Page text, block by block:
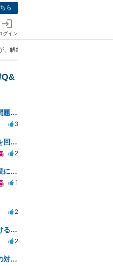
ら
グイン
解約還付金を負担者に返還することは
Q&
自己破産中に不用品を売却しても問題ないか？
3
自宅リフォーム契約の支払い負担を回避する方法は？
2
親名義で後払い利用、自己破産手続に影響はあるか？
1
2
お金の貸し借りに勝手に年利をつけるのはどうなのか
2
お金を騙して借りてしまった場合の対処法と今後の対応策